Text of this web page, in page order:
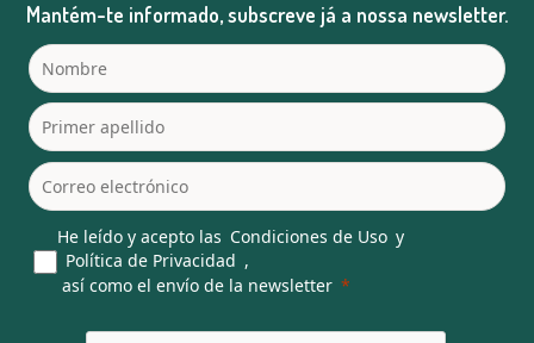
Mantém-te informado, subscreve já a nossa newsletter.
He leído y acepto las Condiciones de Uso y
Política de Privacidad ,
así como el envío de la newsletter